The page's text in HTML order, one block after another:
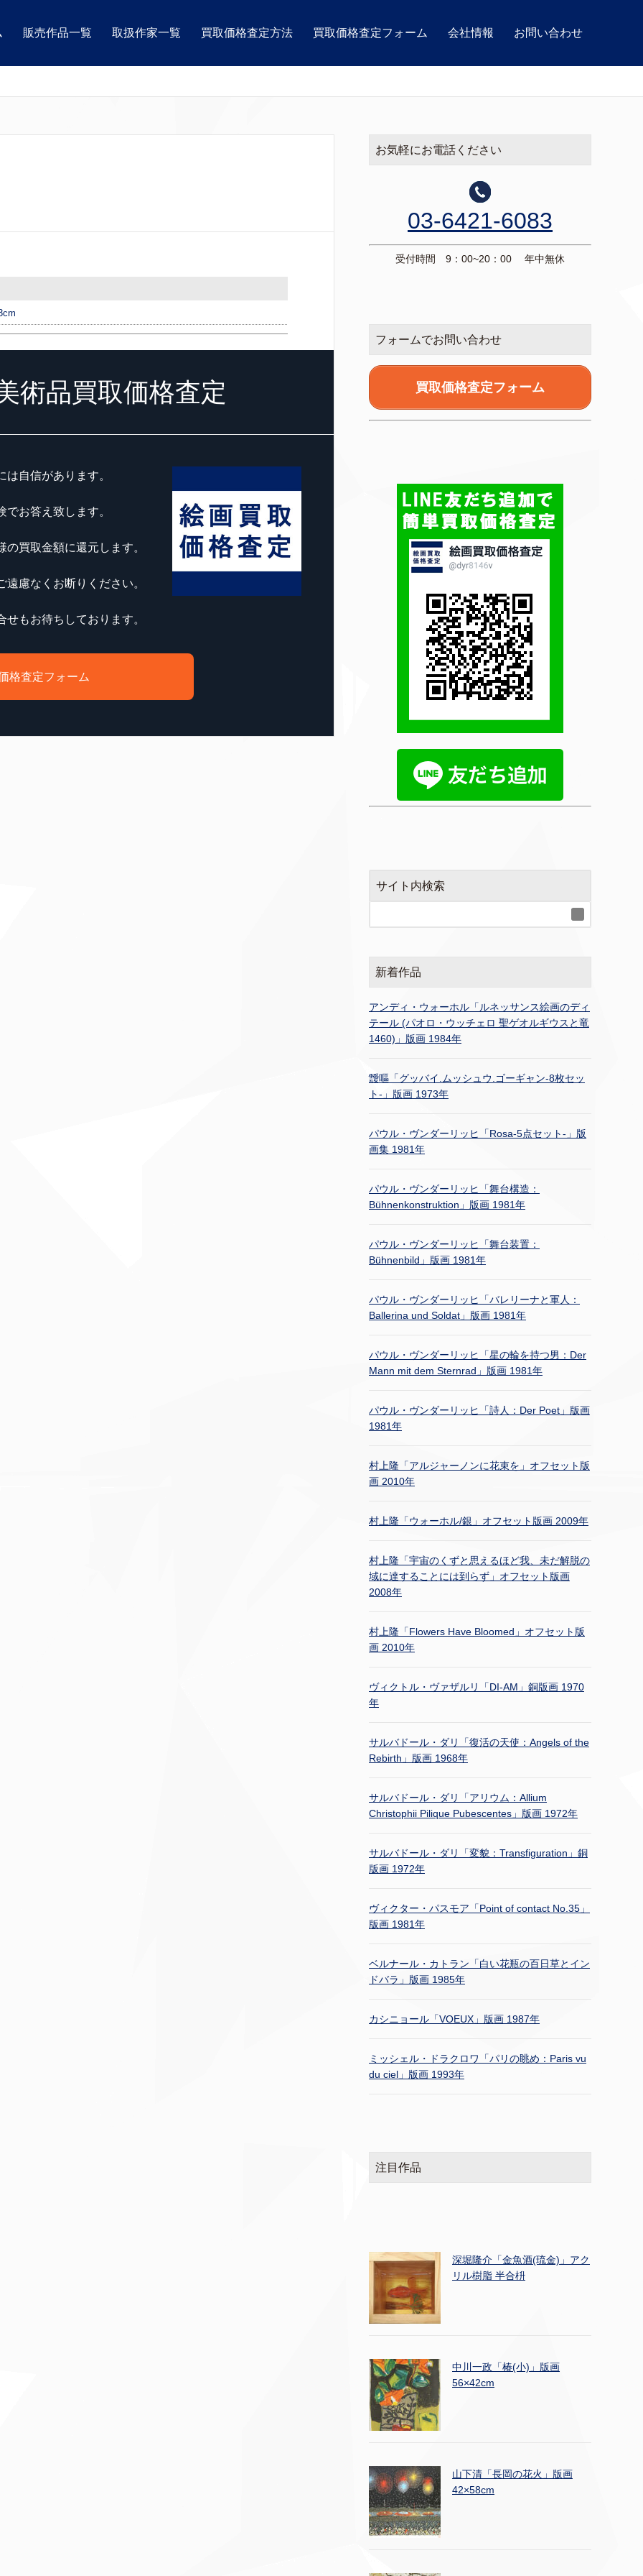
販売作品一覧 取扱作家一覧 買取価格査定方法 買取価格査定フォーム 会社情報 お問い合わせ
術品買取価格査定
自信があります。
お答え致します。
買取金額に還元します。
慮なくお断りください。
もお待ちしております。
格査定フォーム
お気軽にお電話ください
03-6421-6083
受付時間 9：00~20：00 年中無休
フォームでお問い合わせ
買取価格査定フォーム
サイト内検索
新着作品
アンディ・ウォーホル「ルネッサンス絵画のディ
テール (パオロ・ウッチェロ 聖ゲオルギウスと竜
1460)」版画 1984年
靉嘔「グッバイ.ムッシュウ.ゴーギャン-8枚セッ
ト-」版画 1973年
パウル・ヴンダーリッヒ「Rosa-5点セット-」版
画集 1981年
パウル・ヴンダーリッヒ「舞台構造：
Bühnenkonstruktion」版画 1981年
パウル・ヴンダーリッヒ「舞台装置：
Bühnenbild」版画 1981年
パウル・ヴンダーリッヒ「バレリーナと軍人：
Ballerina und Soldat」版画 1981年
パウル・ヴンダーリッヒ「星の輪を持つ男：Der
Mann mit dem Sternrad」版画 1981年
パウル・ヴンダーリッヒ「詩人：Der Poet」版画
1981年
村上隆「アルジャーノンに花束を」オフセット版
画 2010年
村上隆「ウォーホル/銀」オフセット版画 2009年
村上隆「宇宙のくずと思えるほど我、未だ解脱の
域に達することには到らず」オフセット版画
2008年
村上隆「Flowers Have Bloomed」オフセット版
画 2010年
ヴィクトル・ヴァザルリ「DI-AM」銅版画 1970
年
サルバドール・ダリ「復活の天使：Angels of the
Rebirth」版画 1968年
サルバドール・ダリ「アリウム：Allium
Christophii Pilique Pubescentes」版画 1972年
サルバドール・ダリ「変貌：Transfiguration」銅
版画 1972年
ヴィクター・パスモア「Point of contact No.35」
版画 1981年
ベルナール・カトラン「白い花瓶の百日草とイン
ドバラ」版画 1985年
カシニョール「VOEUX」版画 1987年
ミッシェル・ドラクロワ「パリの眺め：Paris vu
du ciel」版画 1993年
注目作品
深堀隆介「金魚酒(琉金)」アク
リル樹脂 半合枡
中川一政「椿(小)」版画
56×42cm
山下清「長岡の花火」版画
42×58cm